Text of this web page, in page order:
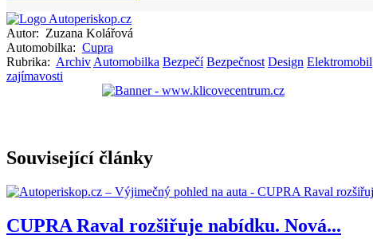
Autor: Zuzana Kolářová
Automobilka: Cupra
Rubrika: Archiv Automobilka Bezpečí Bezpečnost Design Elektromobil
zajímavosti
Související články
CUPRA Raval rozšiřuje nabídku. Nová...